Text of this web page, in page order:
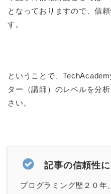
となっておりますので、信
す。
ということで、
ター（講師）のレベルを分
さい。
記事の信頼性
プログラミング歴２０年